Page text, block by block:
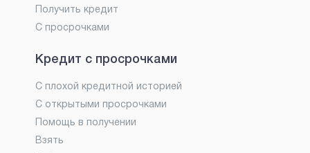
Получить кредит
С просрочками
Кредит с просрочками
С плохой кредитной историей
С открытыми просрочками
Помощь в получении
Взять